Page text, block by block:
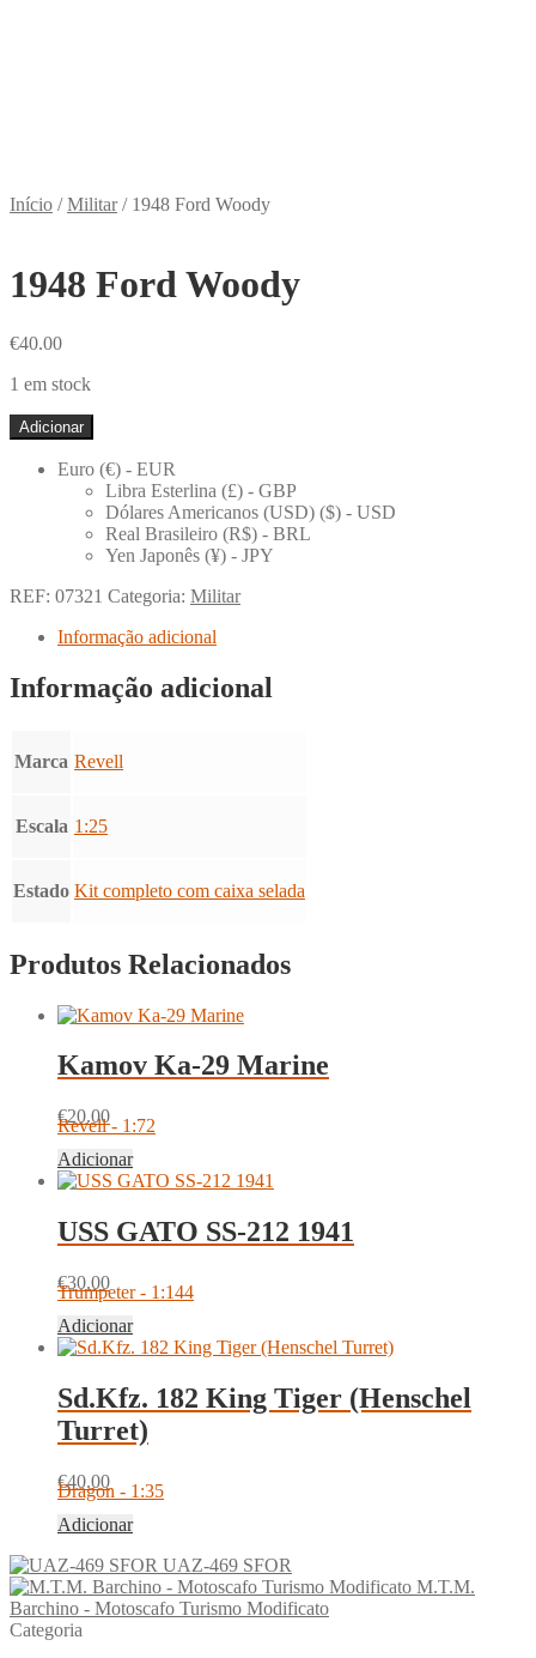
Início /Militar/ 1948 Ford Woody
1948 Ford Woody
€40.00
1 em stock
Quantidade
de
1948
Adicionar
Euro (€) - EUR
Libra Esterlina (£) - GBP
Dólares Americanos (USD) ($) - USD
Real Brasileiro (R$) - BRL
Yen Japonês (¥) - JPY
REF: 07321 Categoria: Militar
Informação adicional
Informação adicional
Marca Revell
Escala 1:25
Estado Kit completo com caixa selada
Produtos Relacionados
Kamov Ka-29 Marine
€20.00
Revell - 1:72
Adicionar
USS GATO SS-212 1941
€30.00
Trumpeter - 1:144
Adicionar
Sd.Kfz. 182 King Tiger (Henschel
Turret)
€40.00
Dragon - 1:35
Adicionar
UAZ-469 SFOR
M.T.M.
Barchino - Motoscafo Turismo Modificato
Categoria